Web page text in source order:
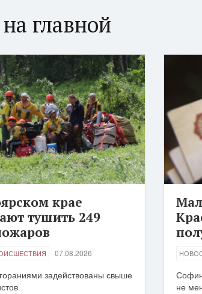
главной
крае
тушить 249
07.08.2026
задействованы свыше
не